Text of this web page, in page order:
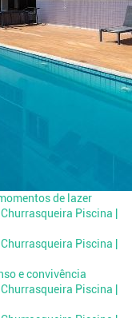
de lazer
e convivência